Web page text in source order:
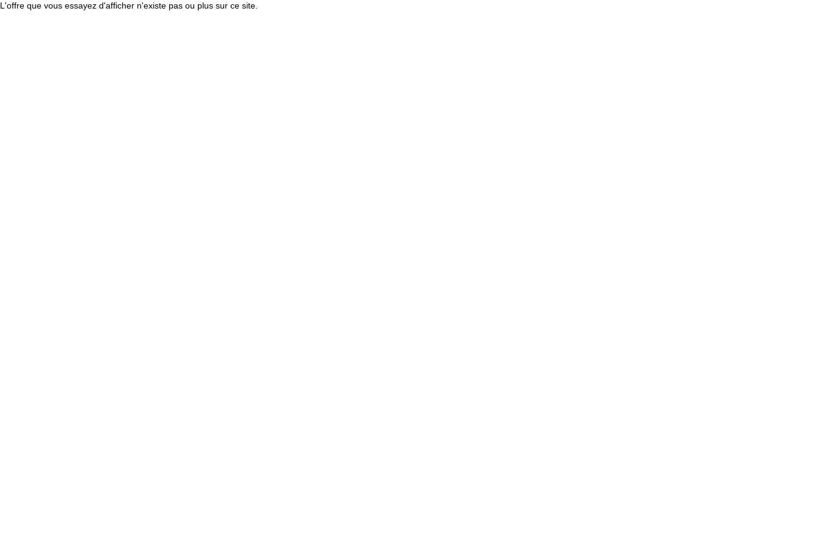
L'offre que vous essayez d'afficher n'existe pas ou plus sur ce site.